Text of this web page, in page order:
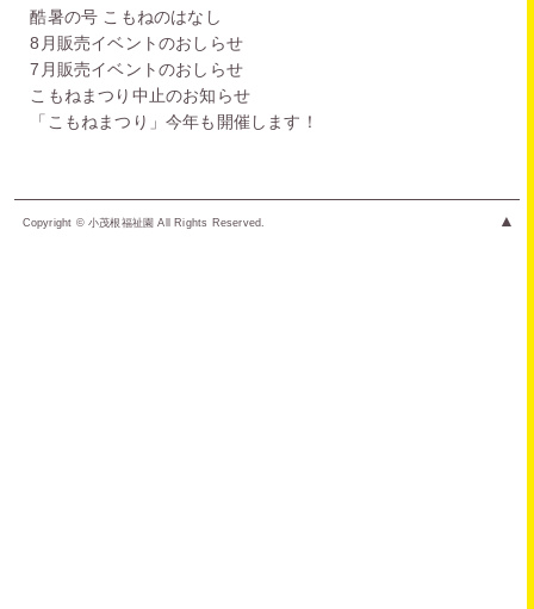
酷暑の号 こもねのはなし
8月販売イベントのおしらせ
7月販売イベントのおしらせ
こもねまつり中止のお知らせ
「こもねまつり」今年も開催します！
Copyright © 小茂根福祉園 All Rights Reserved. ▲